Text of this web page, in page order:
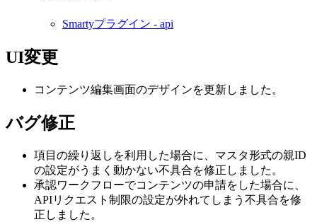
Smartyプラグイン - api
UI変更
コンテンツ編集画面のデザインを更新しました。
バグ修正
項目の繰り返しを利用した場合に、マスタ形式の親ID
の設定がうまく動かない不具合を修正しました。
承認ワークフローでコンテンツの申請をした場合に、
APIリクエスト制限の設定が外れてしまう不具合を修
正しました。